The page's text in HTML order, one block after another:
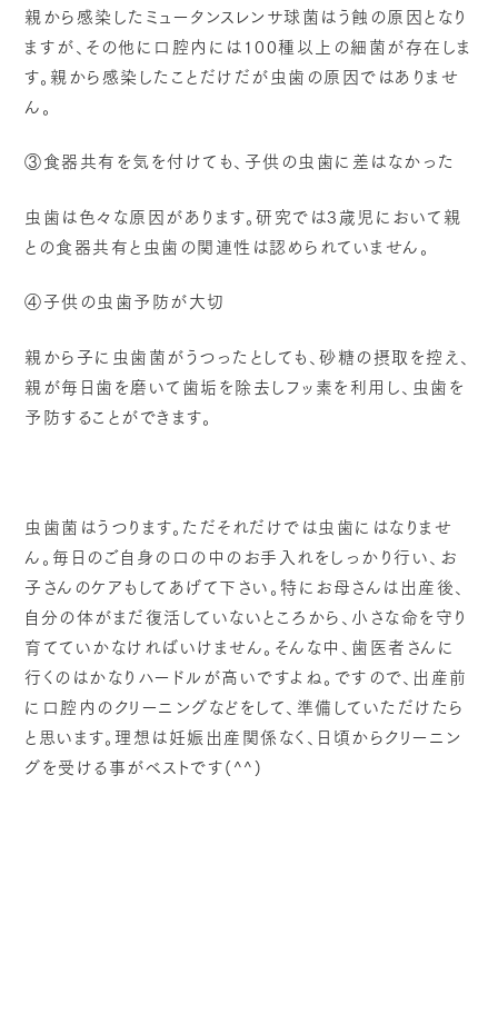
親から感染したミュータンスレンサ球菌はう蝕の原因となり
ますが、その他に口腔内には100種以上の細菌が存在しま
す。親から感染したことだけだが虫歯の原因ではありませ
ん。
③食器共有を気を付けても、子供の虫歯に差はなかった
虫歯は色々な原因があります。研究では3歳児において親
との食器共有と虫歯の関連性は認められていません。
④子供の虫歯予防が大切
親から子に虫歯菌がうつったとしても、砂糖の摂取を控え、
親が毎日歯を磨いて歯垢を除去しフッ素を利用し、虫歯を
予防することができます。
虫歯菌はうつります。ただそれだけでは虫歯にはなりませ
ん。毎日のご自身の口の中のお手入れをしっかり行い、お
子さんのケアもしてあげて下さい。特にお母さんは出産後、
自分の体がまだ復活していないところから、小さな命を守り
育てていかなければいけません。そんな中、歯医者さんに
行くのはかなりハードルが高いですよね。ですので、出産前
に口腔内のクリーニングなどをして、準備していただけたら
と思います。理想は妊娠出産関係なく、日頃からクリーニン
グを受ける事がベストです(^^)